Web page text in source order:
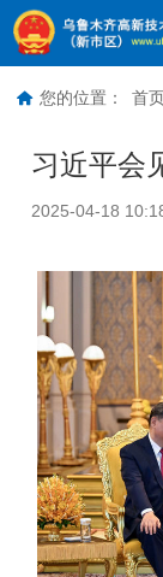
您的位置： 首
习近平会
2025-04-18